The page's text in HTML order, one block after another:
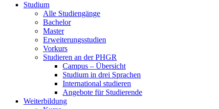
Studium
Alle Studiengänge
Bachelor
Master
Erweiterungsstudien
Vorkurs
Studieren an der PHGR
Campus – Übersicht
Studium in drei Sprachen
International studieren
Angebote für Studierende
Weiterbildung